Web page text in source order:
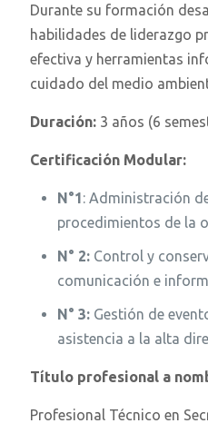
Durante su formación
habilidades de liderazgo
efectiva y herramientas
cuidado del medio
Duración: 3 años (6
Certificación Modular:
N°1: Administración
procedimientos de la
N° 2: Control y
comunicación e
N° 3: Gestión de
asistencia a la alta
Título profesional a
Profesional Técnico en